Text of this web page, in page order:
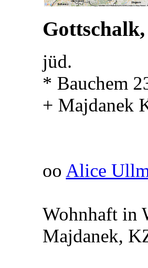
jüd.
* Bauchem
+ Majdanek
oo Alice
Wohnhaft in
Majdanek,